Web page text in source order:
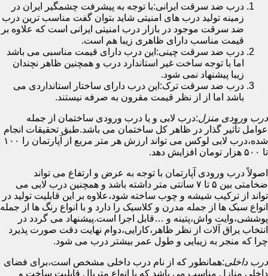
درب ضد سرقت ایرانی:با توجه به پیشرفت چشمگیر ایران در
زمینه تولید درب های امنیتی شاید بتوان گفت مناسب ترین درب
ضد سرقت موجود در بازار درب امنیتی ایرانی است که علاوه بر
قیمت مناسب دارای ظاهری زیبا هم است.
درب ضد سرقت چینی:این درب دارای قیمت مناسبی می باشد
اما با توجه ساخت غیر استاندارد درب و همچنین ظاهر نچندان
زیبا پیشنهاد نمی شود.
درب ضد سرقت ترک:این درب دارای ساختار استانداردی می
باشد اما از از نظر قیمت مقرون به صرفه نیستند.
درب ورودی منزل:درب لابی و یا درب ورودی ساختمان از جمله
عوامل تأثیر گذار در ظاهر کل ساختمان می باشد.طبق تحقیقات انجام
شده،درب لابی لوکس می تواند ارزش هر متر مربع از آپارتمان را ۱۰۰
تا ۵۰۰ هزار تومان افزایش دهد.
اصولاً درب ورودی آپارتمان با توجه به عرض و ارتفاع می تواند
ضخامتی بین ۵ تا ۷ سانتی متر داشته باشد و همچنین درب لابی می
تواند از ترکیب شیشه و چوب ساخته شود،علاوه بر این قابلیت تولید در
انواع سبک ها از جمله مدرن و کلاسیک را دارد و با انواع رنگ ها از جمله
پوششی،وایت واش،پتینه و …قابل اجرا است.پیشنهاد می گردد در
انتخاب یراق آلات از نظر ظاهر،کارایی،دوام نهایت دقت صورت پذیرد
چرا که منجر به زیبایی و طول عمر بیشتر درب می شود.
درب داخلی:همانطور که از نام درب داخلی مشخص است،برای فضای
داخلی منازل مناسب می باشد که با انواع متریال قابلیت ساخت و